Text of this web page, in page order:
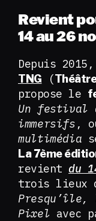
Revient
14 au 26
Depuis
TNG (
propose le
Un festival
immersifs ,
multimédia
La 7ème
revient du
trois lieux
Presqu’île,
Pixel avec